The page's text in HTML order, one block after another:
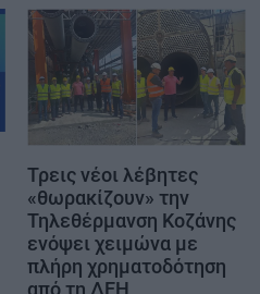
Τρεις νέοι λέβητες
«θωρακίζουν» την
Τηλεθέρμανση Κοζάνης
ενόψει χειμώνα με
πλήρη χρηματοδότηση
από τη ΔΕΗ